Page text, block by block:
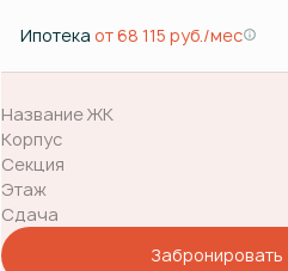
Ипотека от 68 115 руб./мес
Название ЖК
Корпус
Секция
Этаж
Сдача
Забронировать